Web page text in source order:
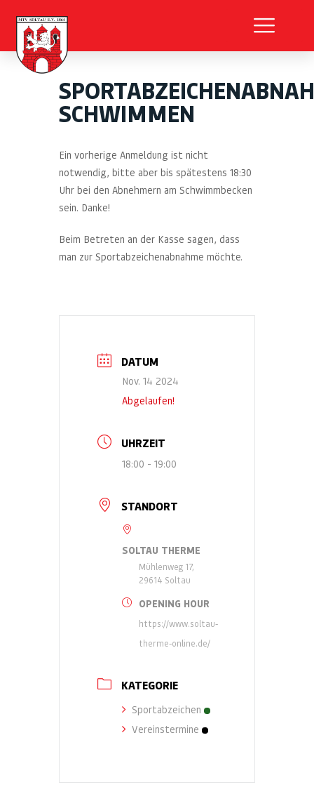
SCHWIMMEN
Ein vorherige Anmeldung ist nicht
notwendig, bitte aber bis spätestens 18:30
Uhr bei den Abnehmern am Schwimmbecken
sein. Danke!
Beim Betreten an der Kasse sagen, dass
man zur Sportabzeichenabnahme möchte.
DATUM
Nov. 14 2024
Abgelaufen!
UHRZEIT
18:00 - 19:00
STANDORT
SOLTAU THERME
Mühlenweg 17,
29614 Soltau
OPENING HOUR
https://www.soltau-
therme-online.de/
KATEGORIE
Sportabzeichen
Vereinstermine